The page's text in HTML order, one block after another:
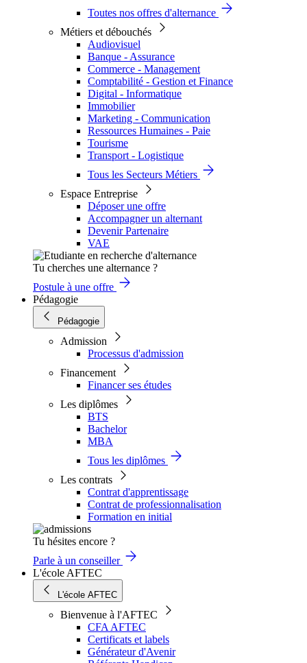
Toutes nos offres d'alternance
Métiers et débouchés
Audiovisuel
Banque - Assurance
Commerce - Management
Comptabilité - Gestion et Finance
Digital - Informatique
Immobilier
Marketing - Communication
Ressources Humaines - Paie
Tourisme
Transport - Logistique
Tous les Secteurs Métiers
Espace Entreprise
Déposer une offre
Accompagner un alternant
Devenir Partenaire
VAE
Tu cherches une alternance ?
Postule à une offre
Pédagogie
Pédagogie
Admission
Processus d'admission
Financement
Financer ses études
Les diplômes
BTS
Bachelor
MBA
Tous les diplômes
Les contrats
Contrat d'apprentissage
Contrat de professionnalisation
Formation en initial
Tu hésites encore ?
Parle à un conseiller
L'école AFTEC
L'école AFTEC
Bienvenue à l'AFTEC
CFA AFTEC
Certificats et labels
Générateur d'Avenir